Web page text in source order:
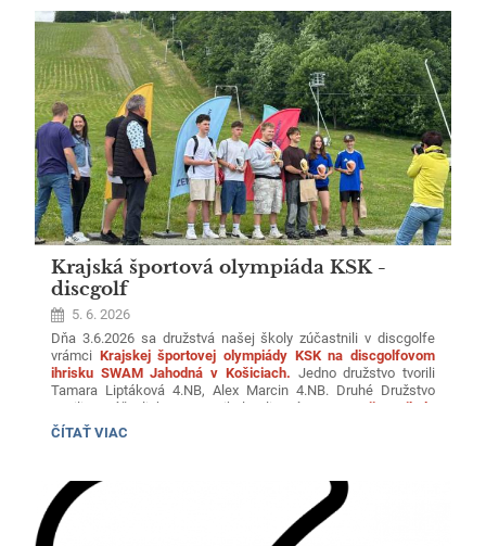
LIGY-
FRIZBEE:
Krajská športová olympiáda KSK -
discgolf
5. 6. 2026
Dňa 3.6.2026 sa družstvá našej školy zúčastnili v discgolfe
vrámci Krajskej športovej olympiády KSK na discgolfovom
ihrisku SWAM Jahodná v Košiciach. Jedno družstvo tvorili
Tamara Liptáková 4.NB, Alex Marcin 4.NB. Druhé Družstvo
tvorili Matúš Uljaky 1.NB, Nikola Fligová 4.NB.
Dvojica Nikola
Fligová a Matúš Uljaky obsadilikrásne tretie miesto.
KRAJSKÁ
KSK
-
DISCGOLF:
ČÍTAŤ VIAC